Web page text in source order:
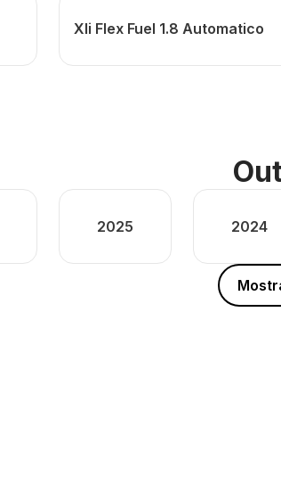
Xli Flex Fuel 1.8 Automatico
2025 2024